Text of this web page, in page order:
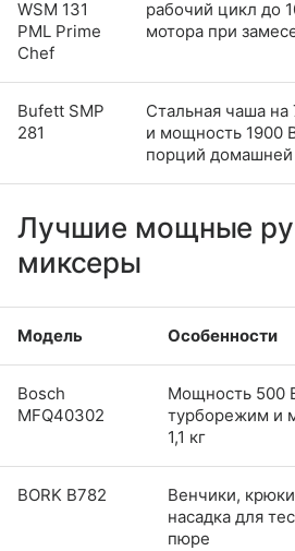
WSM 131
PML Prime
Chef
рабочий цикл до
мотора при
Bufett SMP
281
Стальная чаша на
и мощность 1900
порций
Лучшие мощные
миксеры
Модель Особенности
Bosch
MFQ40302
Мощность 500
турборежим и
1,1 кг
BORK B782
Венчики,
насадка для
пюре